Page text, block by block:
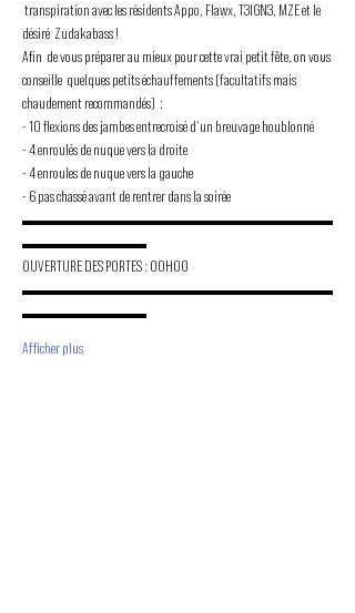
transpiration avec les résidents Appo, Flawx, T3IGN3, MZE et le
désiré  Zudakabass !
Afin  de vous préparer au mieux pour cette vrai petit fête, on vous
conseille  quelques petits échauffements (facultatifs mais
chaudement recommandés)  :
- 10 flexions des jambes entrecroisé d’un breuvage houblonné
- 4 enroulés de nuque vers la droite
- 4 enroules de nuque vers la gauche
- 6 pas chassé avant de rentrer dans la soirée
▬▬▬▬▬▬▬▬▬▬▬▬▬▬▬▬▬▬▬▬
▬▬▬▬▬▬▬▬
OUVERTURE DES PORTES : 00H00
▬▬▬▬▬▬▬▬▬▬▬▬▬▬▬▬▬▬▬▬
▬▬▬▬▬▬▬▬
Afficher plus